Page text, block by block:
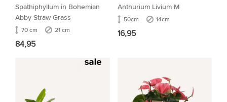
Spathiphyllum in Bohemian
Abby Straw Grass
70 cm 21 cm
84,95
Anthurium Livium M
50cm 14cm
16,95